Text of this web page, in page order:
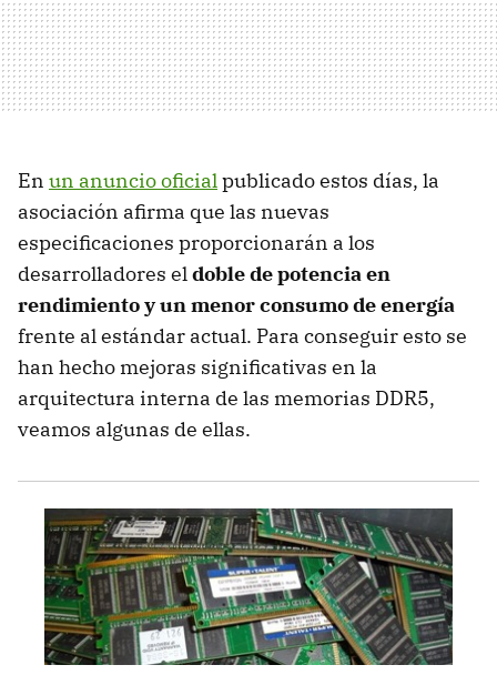
En un anuncio oficialpublicado estos días, la
asociación afirma que las nuevas
especificaciones proporcionarán a los
desarrolladores eldoble de potencia en
rendimiento y un menor consumo de energía
frente al estándar actual. Para conseguir esto se
han hecho mejoras significativas en la
arquitectura interna de las memorias DDR5,
veamos algunas de ellas.